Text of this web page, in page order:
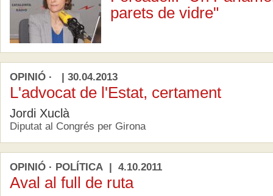
parets de vidre"
OPINIÓ · | 30.04.2013
L'advocat de l'Estat, certament
Jordi Xuclà
Diputat al Congrés per Girona
OPINIÓ · POLÍTICA | 4.10.2011
Aval al full de ruta